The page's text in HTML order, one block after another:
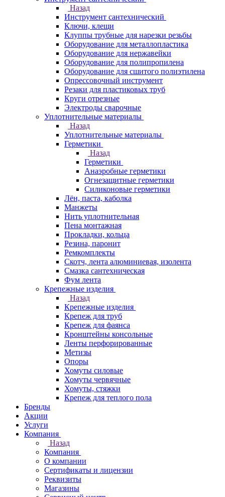
Назад
Инструмент сантехнический
Ключи, клещи
Клуппы трубные для нарезки резьбы
Оборудование для металлопластика
Оборудование для нержавейки
Оборудование для полипропилена
Оборудование для сшитого полиэтилена
Опрессовочный инструмент
Резаки для пластиковых труб
Круги отрезные
Электроды сварочные
Уплотнительные материалы
Назад
Уплотнительные материалы
Герметики
Назад
Герметики
Анаэробные герметики
Огнезащитные герметики
Силиконовые герметики
Лён, паста, каболка
Манжеты
Нить уплотнительная
Пена монтажная
Прокладки, кольца
Резина, паронит
Ремкомплекты
Скотч, лента алюминиевая, изолента
Смазка сантехническая
Фум лента
Крепежные изделия
Назад
Крепежные изделия
Крепеж для труб
Крепеж для фаянса
Кронштейны консольные
Ленты перфорированные
Метизы
Опоры
Хомуты силовые
Хомуты червячные
Хомуты, стяжки
Крепеж для теплого пола
Бренды
Акции
Услуги
Компания
Назад
Компания
О компании
Сертификаты и лицензии
Реквизиты
Магазины